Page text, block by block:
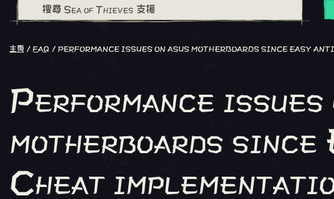
主頁 FAQ PERFORMANCE ISSUES ON ASUS MOTHERBOARDS SINCE EASY
Performance issues
motherboards
Cheat